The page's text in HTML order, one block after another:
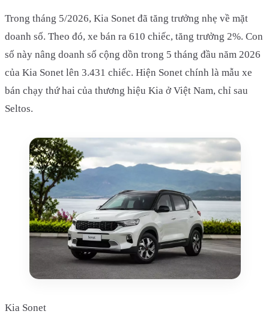
Trong tháng 5/2026, Kia Sonet đã tăng trưởng nhẹ về mặt
doanh số. Theo đó, xe bán ra 610 chiếc, tăng trưởng 2%. Con
số này nâng doanh số cộng dồn trong 5 tháng đầu năm 2026
của Kia Sonet lên 3.431 chiếc. Hiện Sonet chính là mẫu xe
bán chạy thứ hai của thương hiệu Kia ở Việt Nam, chỉ sau
Seltos.
Kia Sonet